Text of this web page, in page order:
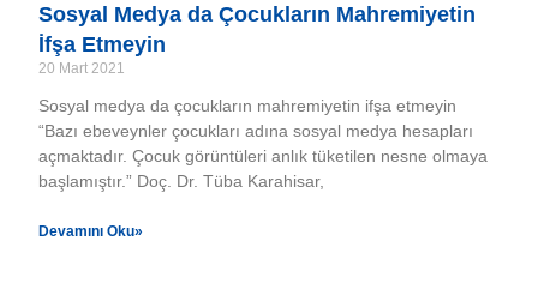
Sosyal Medya da Çocukların Mahremiyetin
İfşa Etmeyin
20 Mart 2021
Sosyal medya da çocukların mahremiyetin ifşa etmeyin
“Bazı ebeveynler çocukları adına sosyal medya hesapları
açmaktadır. Çocuk görüntüleri anlık tüketilen nesne olmaya
başlamıştır.” Doç. Dr. Tüba Karahisar,
Devamını Oku»